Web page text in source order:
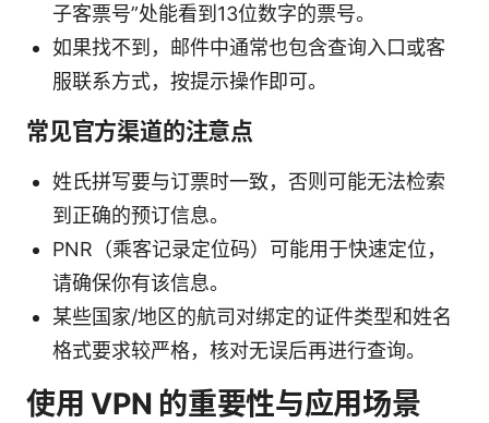
子客票号”处能看到13位数字的票号。
如果找不到，邮件中通常也包含查询入口或客
服联系方式，按提示操作即可。
常见官方渠道的注意点
姓氏拼写要与订票时一致，否则可能无法检索
到正确的预订信息。
PNR（乘客记录定位码）可能用于快速定位，
请确保你有该信息。
某些国家/地区的航司对绑定的证件类型和姓名
格式要求较严格，核对无误后再进行查询。
使用 VPN 的重要性与应用场景